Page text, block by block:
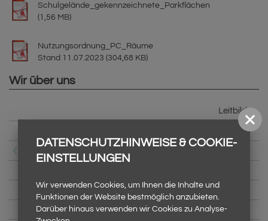
Schulgelände_gekennzeichnete_Parkflächen
(1,56 MB)
Nutzungsordnung_PC_Räume
Stand 11.07.2023 (304,68 KB)
Wir über uns
Leitbild
Schulprogramm
Sekretariate & Hausmeister
Organigramm
DATENSCHUTZHINWEISE & COOKIE-
EINSTELLUNGEN
Wir verwenden Cookies, um Ihnen die Inhalte und
Funktionen der Website bestmöglich anzubieten.
Darüber hinaus verwenden wir Cookies zu Analyse-